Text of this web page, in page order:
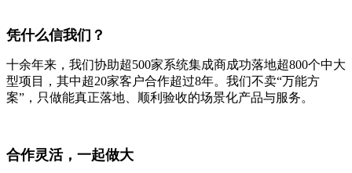
凭什么信我们？
十余年来，我们协助超500家系统集成商成功落地超800个中大
型项目，其中超20家客户合作超过8年。我们不卖“万能方
案”，只做能真正落地、顺利验收的场景化产品与服务。
合作灵活，一起做大